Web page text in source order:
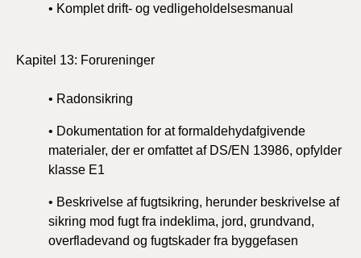
• Komplet drift- og vedligeholdelsesmanual
Kapitel 13: Forureninger
• Radonsikring
• Dokumentation for at formaldehydafgivende
materialer, der er omfattet af DS/EN 13986, opfylder
klasse E1
• Beskrivelse af fugtsikring, herunder beskrivelse af
sikring mod fugt fra indeklima, jord, grundvand,
overfladevand og fugtskader fra byggefasen